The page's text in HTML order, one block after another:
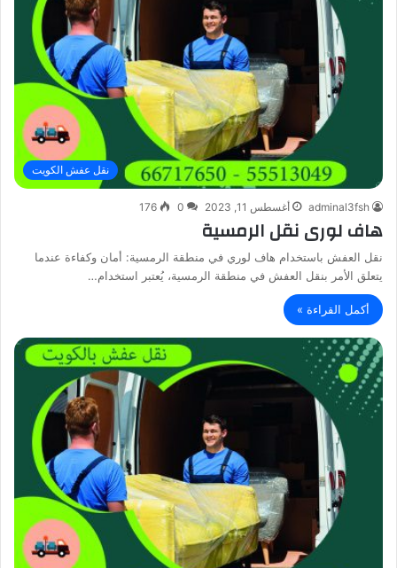
نقل عفش الكويت
adminal3fsh أغسطس 11, 2023 0
176
هاف لورى نقل الرمسية
نقل العفش باستخدام هاف لوري في منطقة الرمسية: أمان وكفاءة عندما
يتعلق الأمر بنقل العفش في منطقة الرمسية، يُعتبر استخدام…
أكمل القراءة »